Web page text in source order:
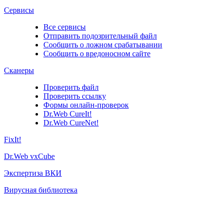
Сервисы
Все сервисы
Отправить подозрительный файл
Сообщить о ложном срабатывании
Сообщить о вредоносном сайте
Сканеры
Проверить файл
Проверить ссылку
Формы онлайн-проверок
Dr.Web CureIt!
Dr.Web CureNet!
FixIt!
Dr.Web vxCube
Экспертиза ВКИ
Вирусная библиотека